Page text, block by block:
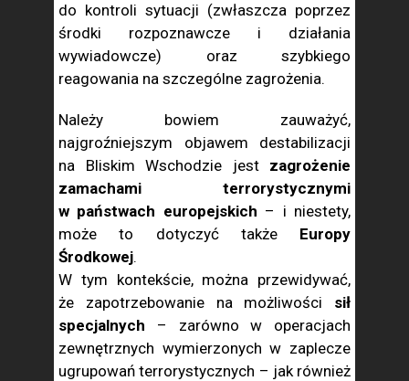
do kontroli sytuacji (zwłaszcza poprzez
środki rozpoznawcze i działania
wywiadowcze) oraz szybkiego
reagowania na szczególne zagrożenia.
Należy bowiem zauważyć,
najgroźniejszym objawem destabilizacji
na Bliskim Wschodzie jest zagrożenie
zamachami terrorystycznymi
w państwach europejskich – i niestety,
może to dotyczyć także Europy
Środkowej.
W tym kontekście, można przewidywać,
że zapotrzebowanie na możliwości sił
specjalnych – zarówno w operacjach
zewnętrznych wymierzonych w zaplecze
ugrupowań terrorystycznych – jak również